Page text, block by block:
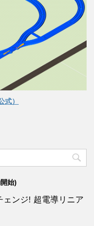
式）
始)
ェンジ! 超電導リニア